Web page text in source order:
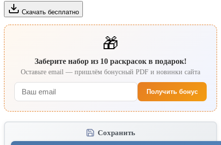
Скачать бесплатно
🎁
Заберите набор из 10 раскрасок в подарок!
Оставьте email — пришлём бонусный PDF и новинки сайта
Получить бонус
Сохранить